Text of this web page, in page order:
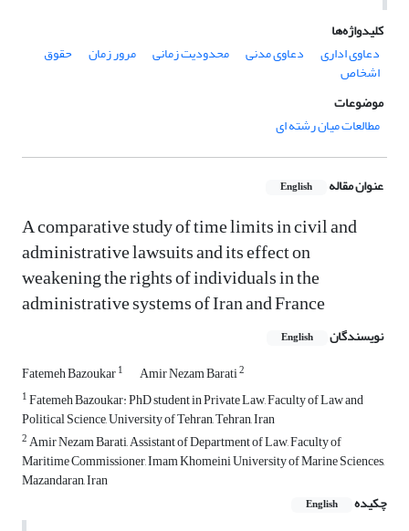
کلیدواژه‌ها
دعاوی اداری
دعاوی مدنی محدودیت زمانی مرور زمان حقوق
اشخاص
موضوعات
مطالعات میان رشته ای
عنوان مقاله English
A comparative study of time limits in civil and
administrative lawsuits and its effect on
weakening the rights of individuals in the
administrative systems of Iran and France
نویسندگان English
Fatemeh Bazoukar1 Amir Nezam Barati2
1Fatemeh Bazoukar: PhD student in Private Law, Faculty of Law and
Political Science, University of Tehran, Tehran, Iran
2Amir Nezam Barati, Assistant of Department of Law, Faculty of
Maritime Commissioner, Imam Khomeini University of Marine Sciences,
Mazandaran, Iran
چکیده
English